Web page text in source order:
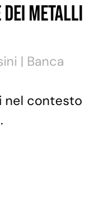
dei Metalli
| Banca
nel contesto